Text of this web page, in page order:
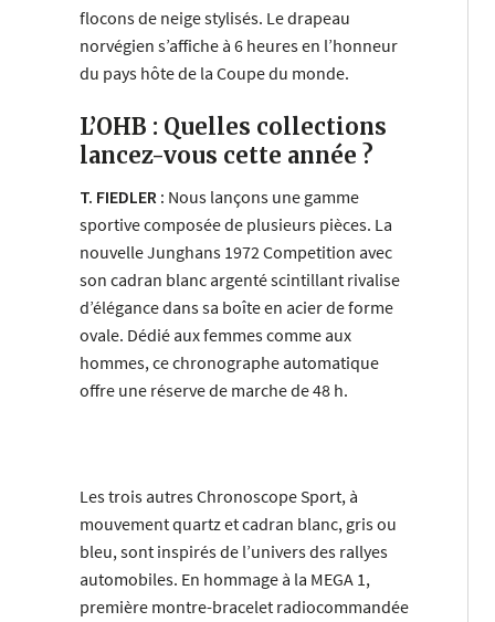
flocons de neige stylisés. Le drapeau
norvégien s’affiche à 6 heures en l’honneur
du pays hôte de la Coupe du monde.
L’OHB : Quelles collections
lancez-vous cette année ?
T. FIEDLER : Nous lançons une gamme
sportive composée de plusieurs pièces. La
nouvelle Junghans 1972 Competition avec
son cadran blanc argenté scintillant rivalise
d’élégance dans sa boîte en acier de forme
ovale. Dédié aux femmes comme aux
hommes, ce chronographe automatique
offre une réserve de marche de 48 h.
Les trois autres Chronoscope Sport, à
mouvement quartz et cadran blanc, gris ou
bleu, sont inspirés de l’univers des rallyes
automobiles. En hommage à la MEGA 1,
première montre-bracelet radiocommandée